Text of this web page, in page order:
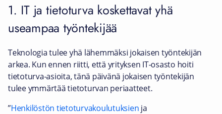
1. IT ja tietoturva koskettavat yhä
useampaa työntekijää
Teknologia tulee yhä lähemmäksi jokaisen työntekijän
arkea. Kun ennen riitti, että yrityksen IT-osasto hoiti
tietoturva-asioita, tänä päivänä jokaisen työntekijän
tulee ymmärtää tietoturvan periaatteet.
”Henkilöstön tietoturvakoulutuksien ja